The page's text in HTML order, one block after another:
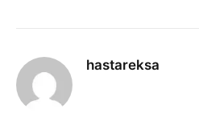
hastareksa